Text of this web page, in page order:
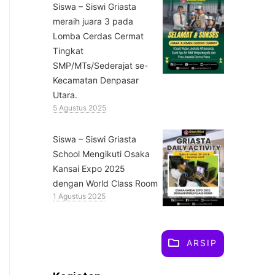
Siswa – Siswi Griasta
meraih juara 3 pada
Lomba Cerdas Cermat
Tingkat
SMP/MTs/Sederajat se-
Kecamatan Denpasar
Utara.
5 Agustus 2025
Siswa – Siswi Griasta
School Mengikuti Osaka
Kansai Expo 2025
dengan World Class Room
1 Agustus 2025
ARSIP